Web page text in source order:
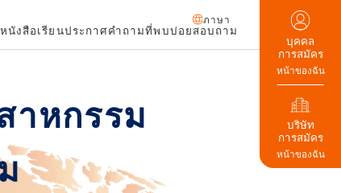
ภาษา
หนังสือเรียนประกาศคำถามที่พบบ่อยสอบถาม
บุคคล
การสมัคร
หน้าของฉัน
บริษัท
การสมัคร
หน้าของฉัน
าหกรรม